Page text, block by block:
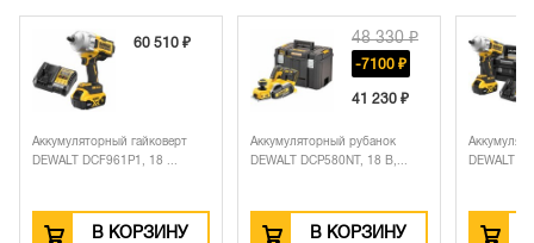
60 510 ₽
Аккумуляторный гайковерт
DEWALT DCF961P1, 18 ...
В КОРЗИНУ
48 330 ₽
-7100 ₽
41 230 ₽
Аккумуляторный рубанок
DEWALT DCP580NT, 18 В,...
В КОРЗИНУ
DEWALT